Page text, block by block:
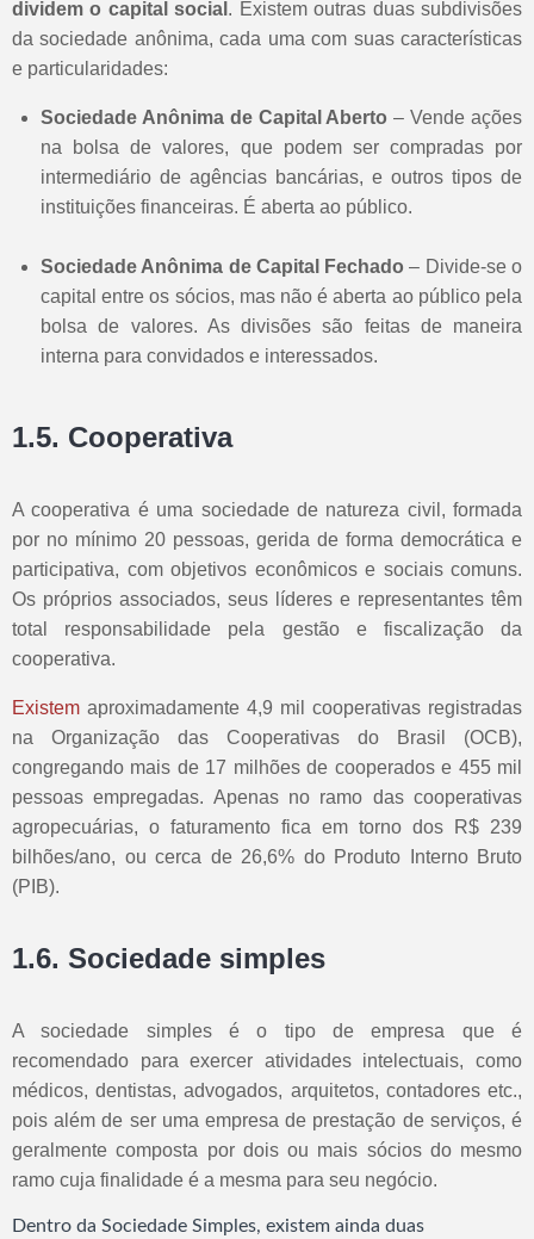
dividem o capital social . Existem outras duas subdivisões
da sociedade anônima, cada uma com suas características
e particularidades:
Sociedade Anônima de Capital Aberto – Vende ações
na bolsa de valores, que podem ser compradas por
intermediário de agências bancárias, e outros tipos de
instituições financeiras. É aberta ao público.
Sociedade Anônima de Capital Fechado – Divide-se o
capital entre os sócios, mas não é aberta ao público pela
bolsa de valores. As divisões são feitas de maneira
interna para convidados e interessados.
1.5. Cooperativa
A cooperativa é uma sociedade de natureza civil, formada
por no mínimo 20 pessoas, gerida de forma democrática e
participativa, com objetivos econômicos e sociais comuns.
Os próprios associados, seus líderes e representantes têm
total responsabilidade pela gestão e fiscalização da
cooperativa.
Existem aproximadamente 4,9 mil cooperativas registradas
na Organização das Cooperativas do Brasil (OCB),
congregando mais de 17 milhões de cooperados e 455 mil
pessoas empregadas. Apenas no ramo das cooperativas
agropecuárias, o faturamento fica em torno dos R$ 239
bilhões/ano, ou cerca de 26,6% do Produto Interno Bruto
(PIB).
1.6. Sociedade simples
A sociedade simples é o tipo de empresa que é
recomendado para exercer atividades intelectuais, como
médicos, dentistas, advogados, arquitetos, contadores etc.,
pois além de ser uma empresa de prestação de serviços, é
geralmente composta por dois ou mais sócios do mesmo
ramo cuja finalidade é a mesma para seu negócio.
Dentro da Sociedade Simples, existem ainda duas